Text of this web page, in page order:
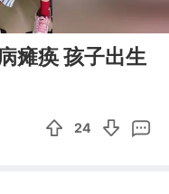
瘫痪 孩子出生
24